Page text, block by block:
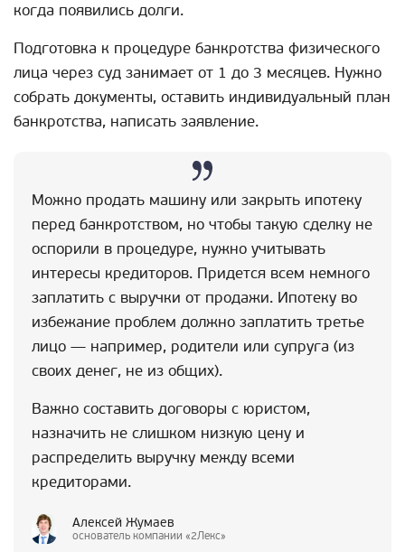
когда появились долги.
Подготовка к процедуре банкротства физического
лица через суд занимает от 1 до 3 месяцев. Нужно
собрать документы, оставить индивидуальный план
банкротства, написать заявление.
Можно продать машину или закрыть ипотеку
перед банкротством, но чтобы такую сделку не
оспорили в процедуре, нужно учитывать
интересы кредиторов. Придется всем немного
заплатить с выручки от продажи. Ипотеку во
избежание проблем должно заплатить третье
лицо — например, родители или супруга (из
своих денег, не из общих).
Важно составить договоры с юристом,
назначить не слишком низкую цену и
распределить выручку между всеми
кредиторами.
Алексей Жумаев
основатель компании «2Лекс»